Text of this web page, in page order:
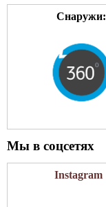
Снаружи:
Мы в соцсетях
Instagram